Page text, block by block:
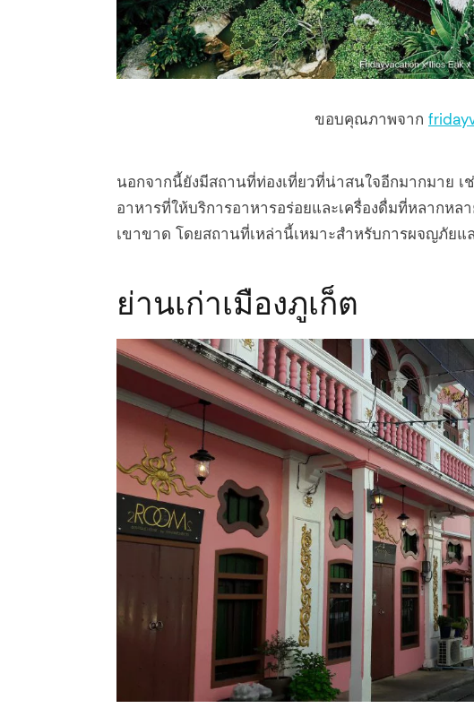
ขอบคุณภาพจาก
นอกจากนี้ยังมีสถานที่ท่องเที่ยวที่น่าสนใจอีกมากมาย
อาหารที่ให้บริการอาหารอร่อยและเครื่องดื่มที่หลากห
เขาขาด โดยสถานที่เหล่านี้เหมาะสำหรับการผจญภัยแ
ย่านเก่าเมืองภูเก็ต